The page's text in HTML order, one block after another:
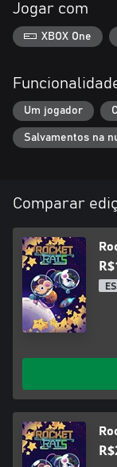
Jogar com
XBOX One
Um jogador
Salvamentos na
Comparar